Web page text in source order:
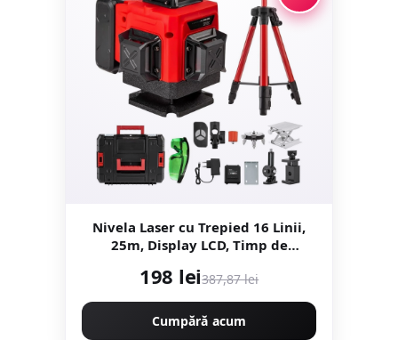
Nivela Laser cu Trepied 16 Linii,
25m, Display LCD, Timp de
Profesional, CAMPION
PROFESIONAL CMP1727
198 lei387,87 lei
Cumpără acum